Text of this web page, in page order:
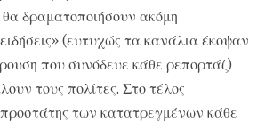
δραματοποιήσουν ακόμη
(ευτυχώς τα κανάλια έκοψαν
που συνόδευε κάθε ρεπορτάζ)
τους πολίτες. Στο τέλος
των κατατρεγμένων κάθε